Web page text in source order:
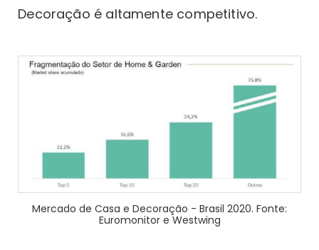
Decoração é altamente competitivo.
Mercado de Casa e Decoração - Brasil 2020. Fonte:
Euromonitor e Westwing